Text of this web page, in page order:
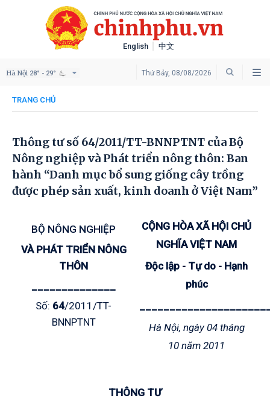
English 中文
Thứ Bảy, 08/08/2026
Hà Nội 28° - 29°
TRANG CHỦ
Thông tư số 64/2011/TT-BNNPTNT của Bộ
Nông nghiệp và Phát triển nông thôn: Ban
hành “Danh mục bổ sung giống cây trồng
được phép sản xuất, kinh doanh ở Việt Nam”
BỘ NÔNG NGHIỆP
VÀ PHÁT TRIỂN NÔNG
THÔN
______________
Số: 64/2011/TT-
BNNPTNT
CỘNG HÒA XÃ HỘI CHỦ
NGHĨA VIỆT NAM
Độc lập - Tự do - Hạnh
phúc
Hà Nội, ngày 04 tháng
10 năm 2011
THÔNG TƯ